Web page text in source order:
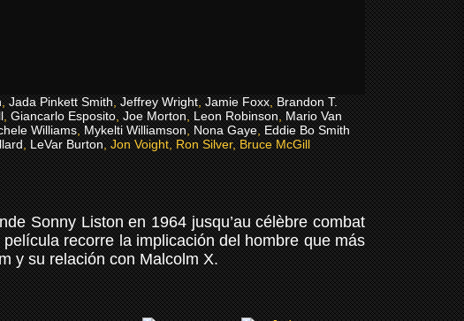
,Jada Pinkett Smith,Jeffrey Wright,Jamie Foxx,Brandon T.
,Giancarlo Esposito,Joe Morton,Leon Robinson,Mario Van
Williams,Mykelti Williamson,Nona Gaye,Eddie Bo Smith
,LeVar Burton, Jon Voight, Ron Silver, Bruce McGill
Sonny Liston en 1964 jusqu’au célèbre combat
recorre la implicación del hombre que más
y su relación con Malcolm X.